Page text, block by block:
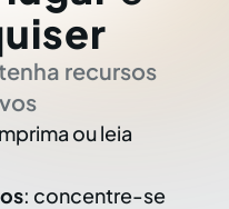
recursos
ou leia
: concentre-se